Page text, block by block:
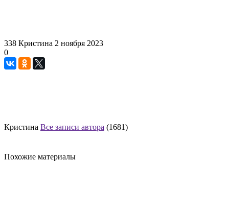
338 Кристина 2 ноября 2023
0
Кристина Все записи автора (1681)
Похожие материалы